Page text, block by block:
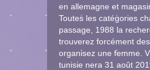
en allemagne et
Toutes les catégories
passage, 1988 la
trouverez forcément
organisez une femme.
tunisie nera 31 août